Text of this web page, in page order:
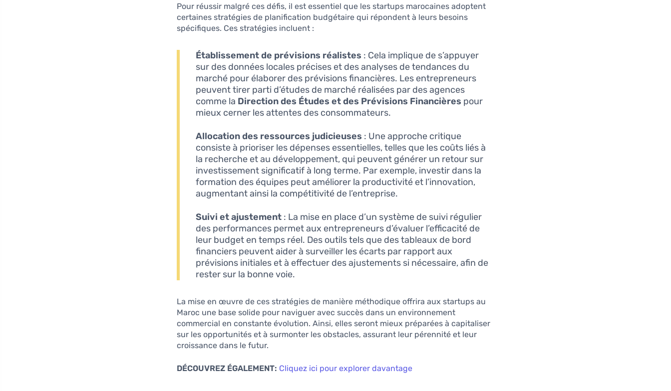
Pour réussir malgré ces défis, il est essentiel que les startups marocaines adoptent
certaines stratégies de planification budgétaire qui répondent à leurs besoins
spécifiques. Ces stratégies incluent :
Établissement de prévisions réalistes : Cela implique de s’appuyer
sur des données locales précises et des analyses de tendances du
marché pour élaborer des prévisions financières. Les entrepreneurs
peuvent tirer parti d’études de marché réalisées par des agences
comme la Direction des Études et des Prévisions Financières pour
mieux cerner les attentes des consommateurs.
Allocation des ressources judicieuses : Une approche critique
consiste à prioriser les dépenses essentielles, telles que les coûts liés à
la recherche et au développement, qui peuvent générer un retour sur
investissement significatif à long terme. Par exemple, investir dans la
formation des équipes peut améliorer la productivité et l’innovation,
augmentant ainsi la compétitivité de l’entreprise.
Suivi et ajustement : La mise en place d’un système de suivi régulier
des performances permet aux entrepreneurs d’évaluer l’efficacité de
leur budget en temps réel. Des outils tels que des tableaux de bord
financiers peuvent aider à surveiller les écarts par rapport aux
prévisions initiales et à effectuer des ajustements si nécessaire, afin de
rester sur la bonne voie.
La mise en œuvre de ces stratégies de manière méthodique offrira aux startups au
Maroc une base solide pour naviguer avec succès dans un environnement
commercial en constante évolution. Ainsi, elles seront mieux préparées à capitaliser
sur les opportunités et à surmonter les obstacles, assurant leur pérennité et leur
croissance dans le futur.
DÉCOUVREZ ÉGALEMENT: Cliquez ici pour explorer davantage